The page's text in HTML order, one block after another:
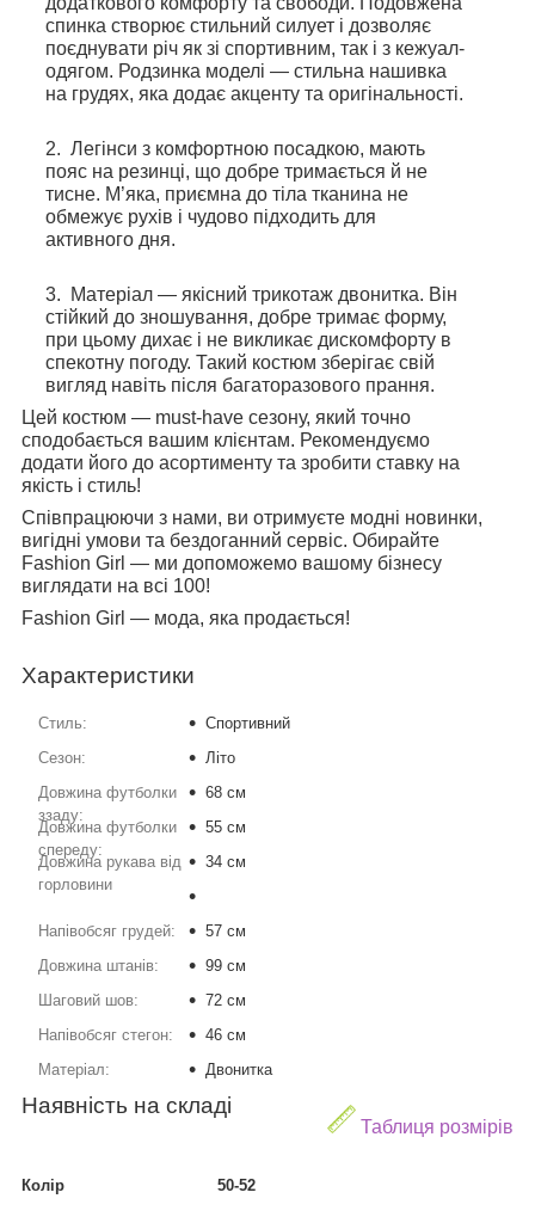
спинка створює стильний силует і дозволяє
поєднувати річ як зі спортивним, так і з кежуал-
одягом. Родзинка моделі — стильна нашивка
на грудях, яка додає акценту та оригінальності.
Легінси з комфортною посадкою, мають
пояс на резинці, що добре тримається й не
тисне. М’яка, приємна до тіла тканина не
обмежує рухів і чудово підходить для
активного дня.
Матеріал — якісний трикотаж двонитка. Він
стійкий до зношування, добре тримає форму,
при цьому дихає і не викликає дискомфорту в
спекотну погоду. Такий костюм зберігає свій
вигляд навіть після багаторазового прання.
Цей костюм — must-have сезону, який точно
сподобається вашим клієнтам. Рекомендуємо
додати його до асортименту та зробити ставку на
якість і стиль!
Співпрацюючи з нами, ви отримуєте модні новинки,
вигідні умови та бездоганний сервіс. Обирайте
Fashion Girl — ми допоможемо вашому бізнесу
виглядати на всі 100!
Fashion Girl — мода, яка продається!
Характеристики
Стиль:
Спортивний
Сезон:
Літо
Довжина футболки
ззаду:
68 см
Довжина футболки
спереду:
55 см
Довжина рукава від
горловини
: 34 см
Напівобсяг грудей:
57 см
Довжина штанів:
99 см
Шаговий шов:
72 см
Напівобсяг стегон:
46 см
Матеріал:
Двонитка
Таблиця розмірів
Наявність на складі
Колір 50-52